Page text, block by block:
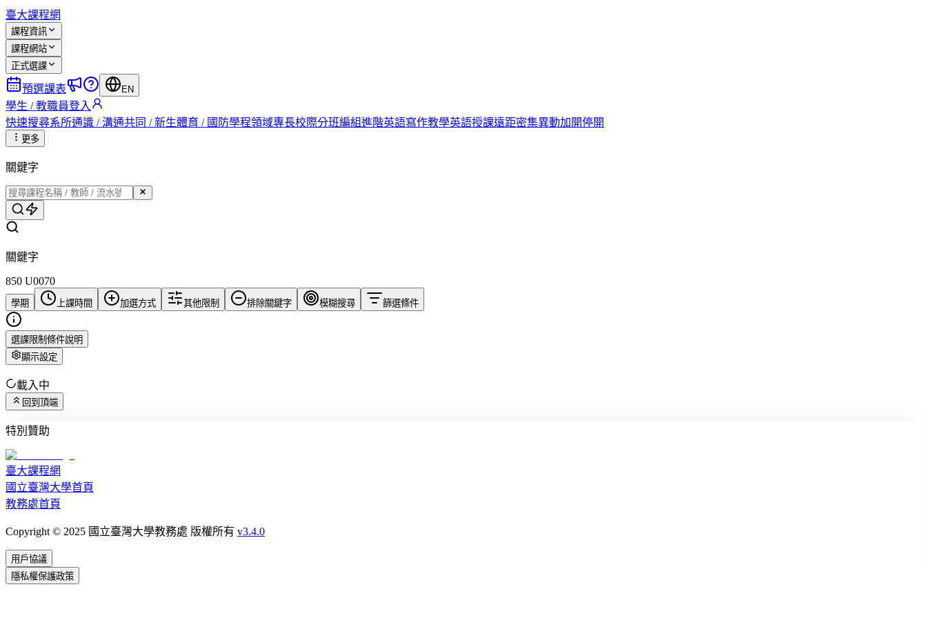
臺大課程網
課程資訊
課程網站
正式選課
預選課表 EN
學生 / 教職員登入
快速搜尋系所通識 / 溝通共同 / 新生體育 / 國防學程領域專長校際分班編組進階英語寫作教學英語授課遠距密集異動加開停開
更多
關鍵字
關鍵字
850 U0070
學期 上課時間 加選方式 其他限制 排除關鍵字 模糊搜尋 篩選條件
選課限制條件說明
顯示設定
載入中
回到頂端
特別贊助
臺大課程網
國立臺灣大學首頁
教務處首頁
Copyright © 2025 國立臺灣大學教務處 版權所有 v3.4.0
用戶協議
隱私權保護政策